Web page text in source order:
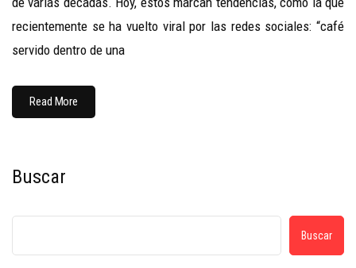
recientemente se ha vuelto viral por las redes sociales: “café
servido dentro de una
Read More
Buscar
Buscar